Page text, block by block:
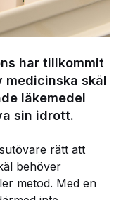
har tillkommit
skäl
läkemedel
sin idrott.
rätt att
behöver
metod. Med en